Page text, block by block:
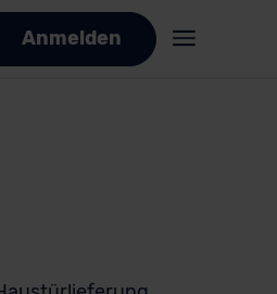
Anmelden